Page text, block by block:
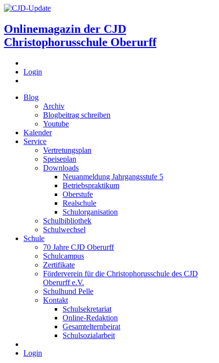
Onlinemagazin der CJD
Christophorusschule Oberurff
Login
Blog
Archiv
Blogbeitrag schreiben
Youtube
Kalender
Service
Vertretungsplan
Speiseplan
Downloads
Neuanmeldung Jahrgangsstufe 5
Betriebspraktikum
Oberstufe
Realschule
Schulorganisation
Schulbibliothek
Schulwechsel
Schule
70 Jahre CJD Oberurff
Schulcampus
Zertifikate
Förderverein für die Christophorusschule des CJD
Oberurff e.V.
Schulhund Pelle
Kontakt
Schulsekretariat
Online-Redaktion
Gesamtelternbeirat
Schulsozialarbeit
Login